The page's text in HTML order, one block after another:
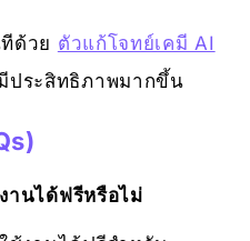
ด้วย ตัวแก้โจทย์เคมี AI
ประสิทธิภาพมากขึ้น
านได้ฟรีหรือไม่